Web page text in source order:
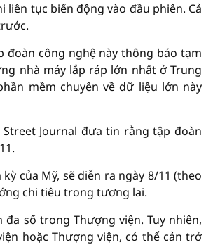
liên tục biến động vào đầu phiên. Cả
đoàn công nghệ này thông báo tạm
nhà máy lắp ráp lớn nhất ở Trung
mềm chuyên về dữ liệu lớn này
Journal đưa tin rằng tập đoàn
của Mỹ, sẽ diễn ra ngày 8/11 (theo
chi tiêu trong tương lai.
đa số trong Thượng viện. Tuy nhiên,
hoặc Thượng viện, có thể cản trở